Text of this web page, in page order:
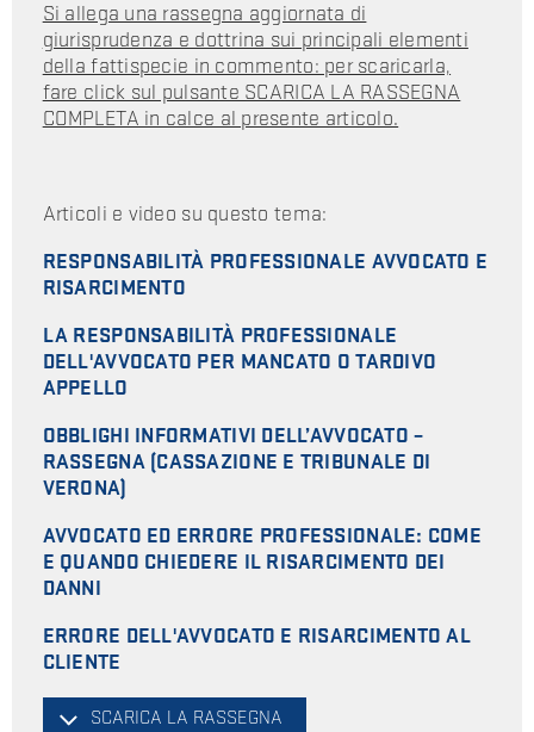
Si allega una rassegna aggiornata di
giurisprudenza e dottrina sui principali elementi
della fattispecie in commento: per scaricarla,
fare click sul pulsante SCARICA LA RASSEGNA
COMPLETA in calce al presente articolo.
Articoli e video su questo tema:
RESPONSABILITÀ PROFESSIONALE AVVOCATO E
RISARCIMENTO
LA RESPONSABILITÀ PROFESSIONALE
DELL'AVVOCATO PER MANCATO O TARDIVO
APPELLO
OBBLIGHI INFORMATIVI DELL’AVVOCATO –
RASSEGNA (CASSAZIONE E TRIBUNALE DI
VERONA)
AVVOCATO ED ERRORE PROFESSIONALE: COME
E QUANDO CHIEDERE IL RISARCIMENTO DEI
DANNI
ERRORE DELL'AVVOCATO E RISARCIMENTO AL
CLIENTE
SCARICA LA RASSEGNA